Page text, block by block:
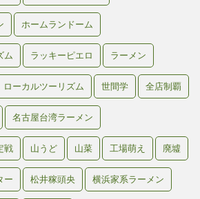
ホームランドーム
ム ラッキーピエロ ラーメン
ローカルツーリズム 世間学 全店制覇
名古屋台湾ラーメン
戦 山うど 山菜 工場萌え 廃墟
ー 松井稼頭央 横浜家系ラーメン